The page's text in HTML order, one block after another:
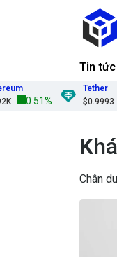
Tin tức
0.51%
Tether
$0.9993
Chân